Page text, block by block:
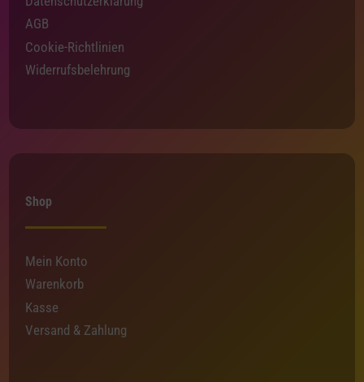
AGB
Cookie-Richtlinien
Widerrufsbelehrung
Shop
Mein Konto
Warenkorb
Kasse
Versand & Zahlung